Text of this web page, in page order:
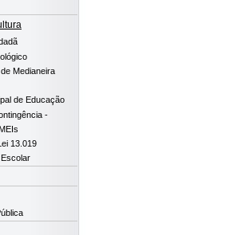
Medianeira
de Educação
-
13.019